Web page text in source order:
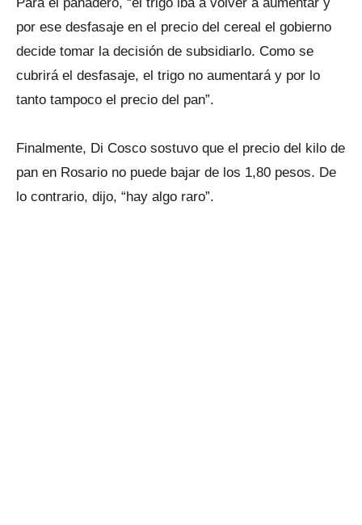
por ese desfasaje en el precio del cereal el gobierno
decide tomar la decisión de subsidiarlo. Como se
cubrirá el desfasaje, el trigo no aumentará y por lo
tanto tampoco el precio del pan”.
Finalmente, Di Cosco sostuvo que el precio del kilo de
pan en Rosario no puede bajar de los 1,80 pesos. De
lo contrario, dijo, “hay algo raro”.